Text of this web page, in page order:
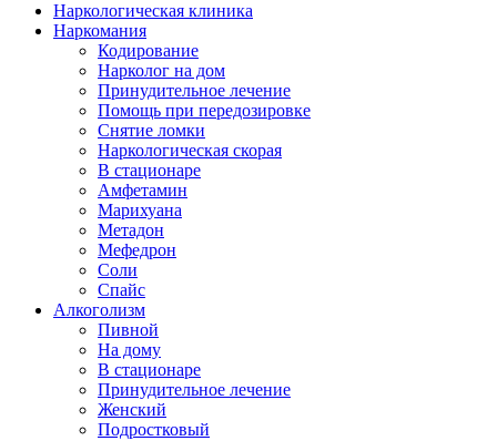
Наркологическая клиника
Наркомания
Кодирование
Нарколог на дом
Принудительное лечение
Помощь при передозировке
Снятие ломки
Наркологическая скорая
В стационаре
Амфетамин
Марихуана
Метадон
Мефедрон
Соли
Спайс
Алкоголизм
Пивной
На дому
В стационаре
Принудительное лечение
Женский
Подростковый